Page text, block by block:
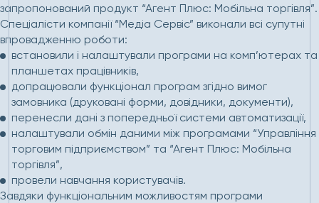
запропонований продукт “Агент Плюс: Мобільна торгівля”.
Спеціалісти компанії “Медіа Сервіс” виконали всі супутні
впровадженню роботи:
встановили і налаштували програми на комп’ютерах та
планшетах працівників,
допрацювали функціонал програм згідно вимог
замовника (друковані форми, довідники, документи),
перенесли дані з попередньої системи автоматизації,
налаштували обмін даними між програмами “Управління
торговим підприємством” та “Агент Плюс: Мобільна
торгівля”,
провели навчання користувачів.
Завдяки функціональним можливостям програми